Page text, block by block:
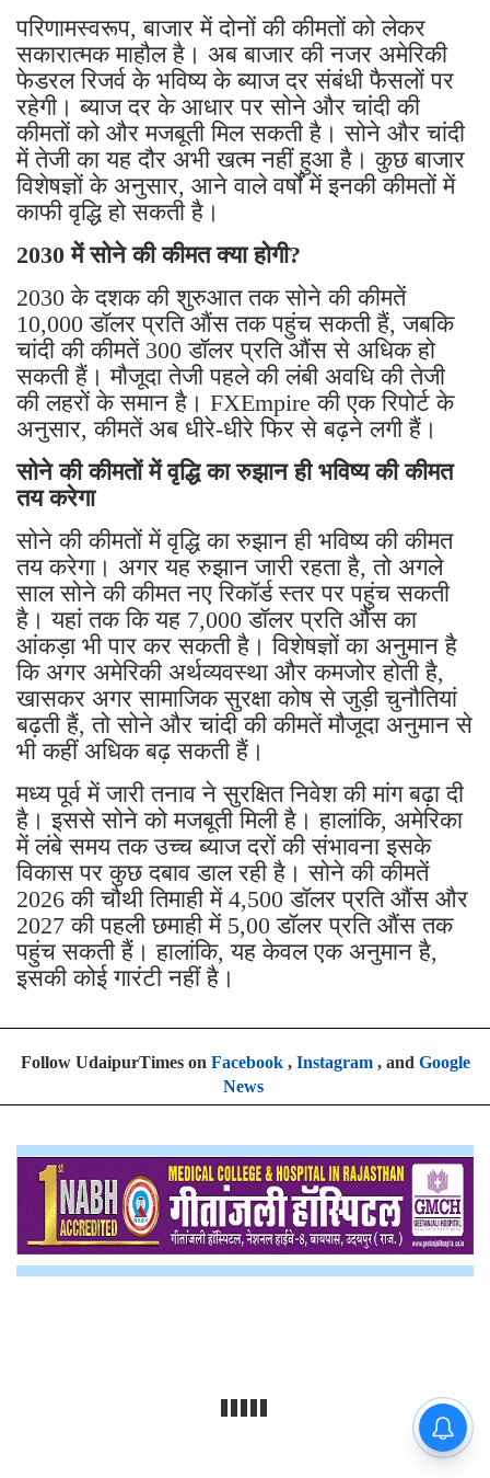
परिणामस्वरूप, बाजार में दोनों की कीमतों को लेकर
सकारात्मक माहौल है। अब बाजार की नजर अमेरिकी
फेडरल रिजर्व के भविष्य के ब्याज दर संबंधी फैसलों पर
रहेगी। ब्याज दर के आधार पर सोने और चांदी की
कीमतों को और मजबूती मिल सकती है। सोने और चांदी
में तेजी का यह दौर अभी खत्म नहीं हुआ है। कुछ बाजार
विशेषज्ञों के अनुसार, आने वाले वर्षों में इनकी कीमतों में
काफी वृद्धि हो सकती है।
2030 में सोने की कीमत क्या होगी?
2030 के दशक की शुरुआत तक सोने की कीमतें
10,000 डॉलर प्रति औंस तक पहुंच सकती हैं, जबकि
चांदी की कीमतें 300 डॉलर प्रति औंस से अधिक हो
सकती हैं। मौजूदा तेजी पहले की लंबी अवधि की तेजी
की लहरों के समान है। FXEmpire की एक रिपोर्ट के
अनुसार, कीमतें अब धीरे-धीरे फिर से बढ़ने लगी हैं।
सोने की कीमतों में वृद्धि का रुझान ही भविष्य की कीमत
तय करेगा
सोने की कीमतों में वृद्धि का रुझान ही भविष्य की कीमत
तय करेगा। अगर यह रुझान जारी रहता है, तो अगले
साल सोने की कीमत नए रिकॉर्ड स्तर पर पहुंच सकती
है। यहां तक ​​कि यह 7,000 डॉलर प्रति औंस का
आंकड़ा भी पार कर सकती है। विशेषज्ञों का अनुमान है
कि अगर अमेरिकी अर्थव्यवस्था और कमजोर होती है,
खासकर अगर सामाजिक सुरक्षा कोष से जुड़ी चुनौतियां
बढ़ती हैं, तो सोने और चांदी की कीमतें मौजूदा अनुमान से
भी कहीं अधिक बढ़ सकती हैं।
मध्य पूर्व में जारी तनाव ने सुरक्षित निवेश की मांग बढ़ा दी
है। इससे सोने को मजबूती मिली है। हालांकि, अमेरिका
में लंबे समय तक उच्च ब्याज दरों की संभावना इसके
विकास पर कुछ दबाव डाल रही है। सोने की कीमतें
2026 की चौथी तिमाही में 4,500 डॉलर प्रति औंस और
2027 की पहली छमाही में 5,00 डॉलर प्रति औंस तक
पहुंच सकती हैं। हालांकि, यह केवल एक अनुमान है,
इसकी कोई गारंटी नहीं है।
Follow UdaipurTimes on Facebook, Instagram, and Google
News